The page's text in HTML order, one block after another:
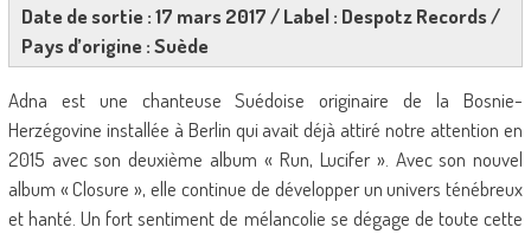
Date de sortie : 17 mars 2017 / Label : Despotz Records /
Pays d’origine : Suède
Adna est une chanteuse Suédoise originaire de la Bosnie-
Herzégovine installée à Berlin qui avait déjà attiré notre attention en
2015 avec son deuxième album « Run, Lucifer ». Avec son nouvel
album « Closure », elle continue de développer un univers ténébreux
et hanté. Un fort sentiment de mélancolie se dégage de toute cette